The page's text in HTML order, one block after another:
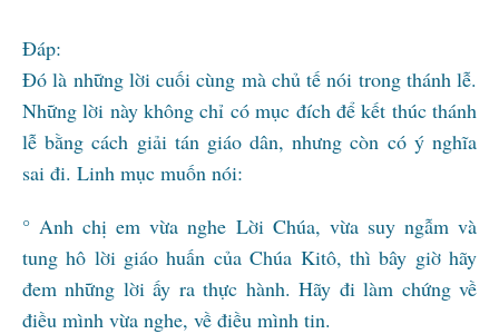
Đáp:
Đó là những lời cuối cùng mà chủ tế nói trong thánh lễ.
Những lời này không chỉ có mục đích để kết thúc thánh
lễ bằng cách giải tán giáo dân, nhưng còn có ý nghĩa
sai đi. Linh mục muốn nói:
° Anh chị em vừa nghe Lời Chúa, vừa suy ngẫm và
tung hô lời giáo huấn của Chúa Kitô, thì bây giờ hãy
đem những lời ấy ra thực hành. Hãy đi làm chứng về
điều mình vừa nghe, về điều mình tin.